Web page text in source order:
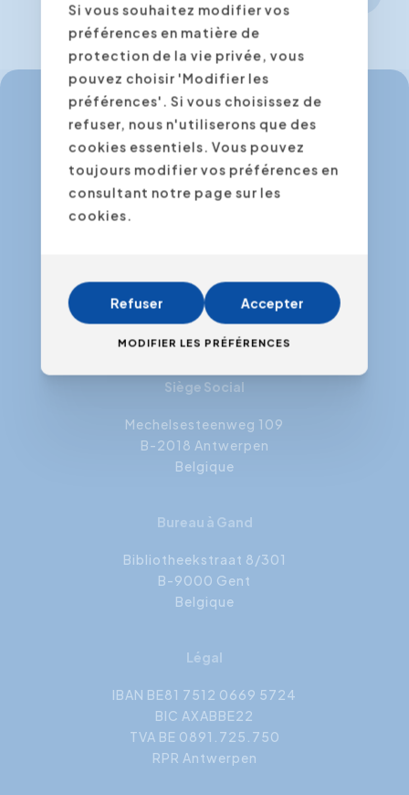
info@expertacademy.be
+32 3 235 32 49
info@expertacademy.nl
FacebookInstagramLinkedInYoutube
Siège Social
Mechelsesteenweg 109
B-2018 Antwerpen
Belgique
Bureau à Gand
Bibliotheekstraat 8/301
B-9000 Gent
Belgique
Légal
IBAN BE81 7512 0669 5724
BIC AXABBE22
TVA BE 0891.725.750
RPR Antwerpen
Si vous souhaitez modifier vos
préférences en matière de
protection de la vie privée, vous
pouvez choisir 'Modifier les
préférences'. Si vous choisissez de
refuser, nous n'utiliserons que des
cookies essentiels. Vous pouvez
toujours modifier vos préférences en
consultant notre page sur les
cookies.
Refuser Accepter
MODIFIER LES PRÉFÉRENCES